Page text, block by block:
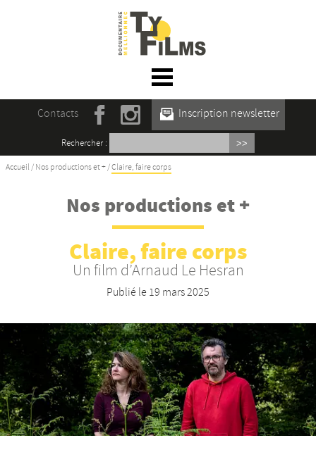
☰ Menu
Accueil
Actualités
L’association
Mellionnec
Projections
Se former
Maison des Auteur·rices
Nos productions et +
Contacts Inscription newsletter
Rechercher :
Accueil / Nos productions et +/Claire, faire corps
Nos productions et +
Claire, faire corps
Un film d’Arnaud Le Hesran
Publié le 19 mars 2025